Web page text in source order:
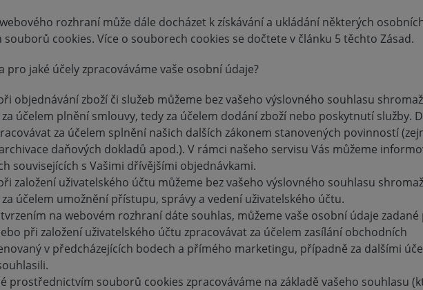
rozhraní může dále docházet k získávání a ukládání některých
cookies. Více o souborech cookies se dočtete v článku 5 těchto Zásad.
pro jaké účely zpracováváme vaše osobní údaje?
objednávání zboží či služeb můžeme bez vašeho výslovného souhlasu
účelem plnění smlouvy, tedy za účelem dodání zboží nebo poskytnutí služby.
za účelem splnění našich dalších zákonem stanovených povinností
daňových dokladů apod.). V rámci našeho servisu Vás můžeme
souvisejících s Vašimi dřívějšími objednávkami.
založení uživatelského účtu můžeme bez vašeho výslovného souhlasu
účelem umožnění přístupu, správy a vedení uživatelského účtu.
na webovém rozhraní dáte souhlas, můžeme vaše osobní údaje zadané
při založení uživatelského účtu zpracovávat za účelem zasílání obchodních
v předcházejících bodech a přímého marketingu, případně za dalšími
prostřednictvím souborů cookies zpracováváme na základě vašeho souhlasu